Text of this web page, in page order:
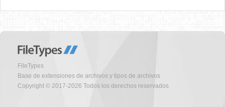
FileTypes
Base de extensiones de archivos y tipos de archivos
Copyright © 2017-2026 Todos los derechos reservados